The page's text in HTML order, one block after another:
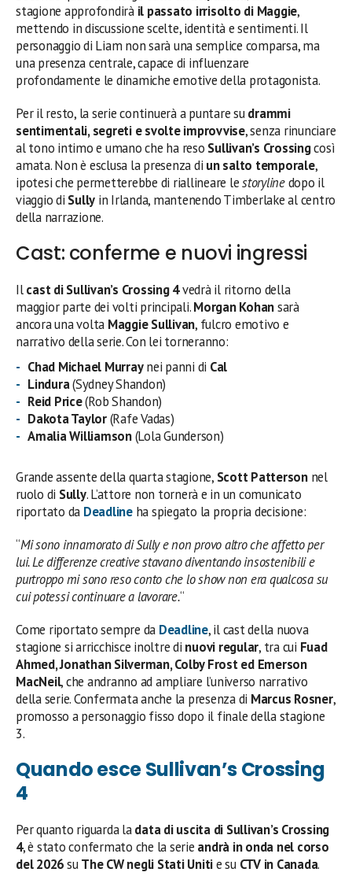
stagione approfondirà il passato irrisolto di Maggie,
mettendo in discussione scelte, identità e sentimenti. Il
personaggio di Liam non sarà una semplice comparsa, ma
una presenza centrale, capace di influenzare
profondamente le dinamiche emotive della protagonista.
Per il resto, la serie continuerà a puntare sudrammi
sentimentali, segreti e svolte improvvise, senza rinunciare
al tono intimo e umano che ha reso Sullivan’s Crossingcosì
amata. Non è esclusa la presenza di un salto temporale,
ipotesi che permetterebbe di riallineare lestorylinedopo il
viaggio di Sully in Irlanda, mantenendo Timberlake al centro
della narrazione.
Cast: conferme e nuovi ingressi
Ilcast di Sullivan’s Crossing 4vedrà il ritorno della
maggior parte dei volti principali.Morgan Kohansarà
ancora una volta Maggie Sullivan, fulcro emotivo e
narrativo della serie. Con lei torneranno:
Chad Michael Murraynei panni di Cal
Lindura(Sydney Shandon)
Reid Price(Rob Shandon)
Dakota Taylor(Rafe Vadas)
Amalia Williamson(Lola Gunderson)
Grande assente della quarta stagione, Scott Pattersonnel
ruolo di Sully. L’attore non tornerà e in un comunicato
riportato da Deadlineha spiegato la propria decisione:
“Mi sono innamorato di Sully e non provo altro che affetto per
lui. Le differenze creative stavano diventando insostenibili e
purtroppo mi sono reso conto che lo show non era qualcosa su
cui potessi continuare a lavorare.“
Come riportato sempre da Deadline, il cast della nuova
stagione si arricchisce inoltre di nuovi regular, tra cui Fuad
Ahmed, Jonathan Silverman, Colby Frost ed Emerson
MacNeil, che andranno ad ampliare l’universo narrativo
della serie. Confermata anche la presenza di Marcus Rosner,
promosso a personaggio fisso dopo il finale della stagione
3.
Quando esce Sullivan’s Crossing
4
Per quanto riguarda ladata di uscita di Sullivan’s Crossing
4, è stato confermato che la serie andrà in onda nel corso
del 2026suThe CW negli Stati Unitie su CTV in Canada.